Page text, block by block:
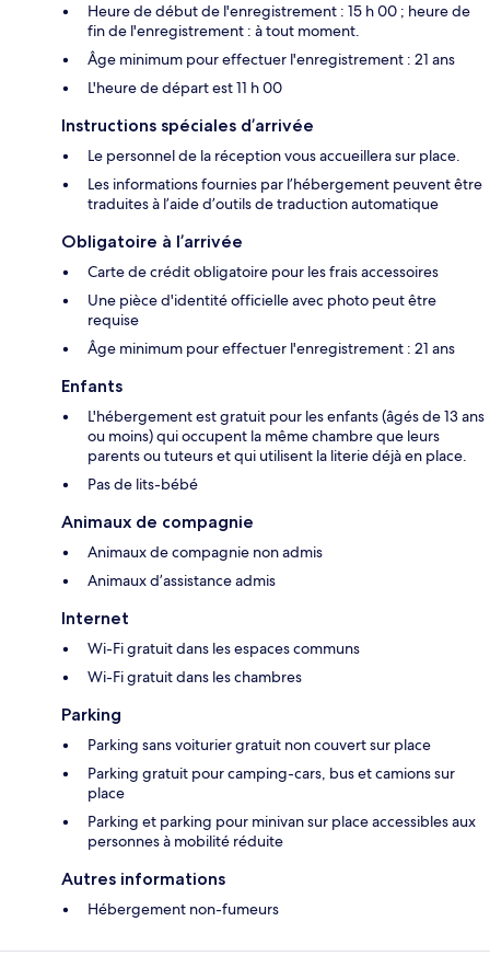
Heure de début de l'enregistrement : 15 h 00 ; heure de
fin de l'enregistrement : à tout moment.
Âge minimum pour effectuer l'enregistrement : 21 ans
L'heure de départ est 11 h 00
Instructions spéciales d’arrivée
Le personnel de la réception vous accueillera sur place.
Les informations fournies par l’hébergement peuvent être
traduites à l’aide d’outils de traduction automatique
Obligatoire à l’arrivée
Carte de crédit obligatoire pour les frais accessoires
Une pièce d'identité officielle avec photo peut être
requise
Âge minimum pour effectuer l'enregistrement : 21 ans
Enfants
L'hébergement est gratuit pour les enfants (âgés de 13 ans
ou moins) qui occupent la même chambre que leurs
parents ou tuteurs et qui utilisent la literie déjà en place.
Pas de lits-bébé
Animaux de compagnie
Animaux de compagnie non admis
Animaux d’assistance admis
Internet
Wi-Fi gratuit dans les espaces communs
Wi-Fi gratuit dans les chambres
Parking
Parking sans voiturier gratuit non couvert sur place
Parking gratuit pour camping-cars, bus et camions sur
place
Parking et parking pour minivan sur place accessibles aux
personnes à mobilité réduite
Autres informations
Hébergement non-fumeurs